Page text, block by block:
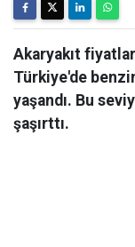
Akaryakıt
Türkiye'de
yaşandı. Bu
şaşırttı.